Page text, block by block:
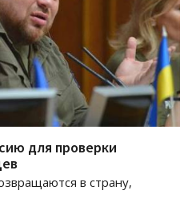
для проверки
в страну,